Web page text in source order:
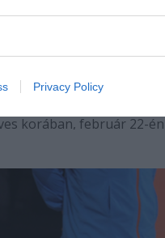
Privacy Policy
Nagy
március 4-én 13
korában, február 22-én